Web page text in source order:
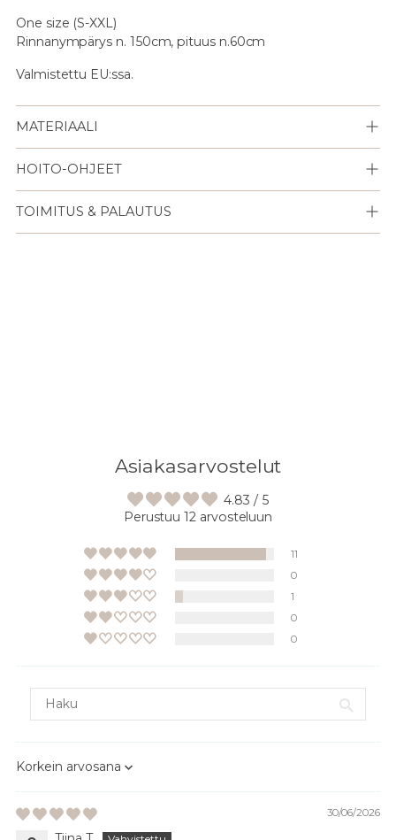
One size (S-XXL)
Rinnanympärys n. 150cm, pituus n.60cm
Valmistettu EU:ssa.
MATERIAALI
HOITO-OHJEET
TOIMITUS & PALAUTUS
Asiakasarvostelut
4.83 / 5
Perustuu 12 arvosteluun
11
0
1
0
0
Sort by
30/06/2026